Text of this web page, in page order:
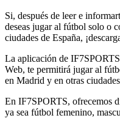
Si, después de leer e
deseas jugar al fútbol solo o
ciudades de España,
La aplicación de
Web, te permitirá jugar al
en Madrid y en otras
En IF7SPORTS, ofrecemos
ya sea fútbol femenino,